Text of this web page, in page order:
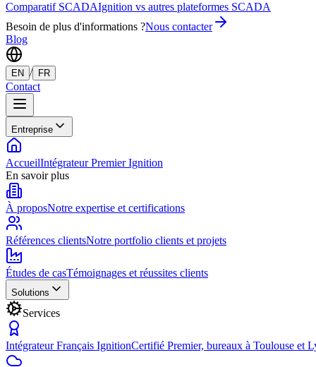
Comparatif SCADAIgnition vs autres plateformes SCADA
Besoin de plus d'informations ?Nous contacter
Blog
EN / FR
Contact
Entreprise
AccueilIntégrateur Premier Ignition
En savoir plus
À proposNotre expertise et certifications
Références clientsNotre portfolio clients et projets
Études de casTémoignages et réussites clients
Solutions
Services
Intégrateur Français IgnitionCertifié Premier, bureaux à Toulouse et